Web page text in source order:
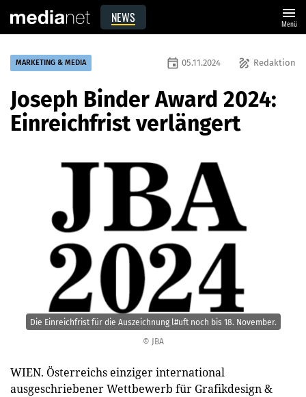
NEWS menu
Menü
© JBA
Die Einreichfrist für die Auszeichnung l#uft noch bis 18. November.
MARKETING & MEDIA draw Redaktion
event 05.11.2024
Joseph Binder Award 2024:
Einreichfrist verlängert
WIEN. Österreichs einziger international
ausgeschriebener Wettbewerb für Grafikdesign &